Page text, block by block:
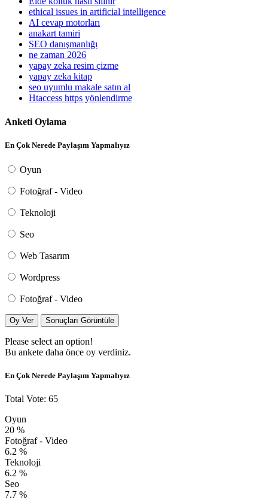
ethical issues in artificial intelligence
AI cevap motorları
anakart tamiri
SEO danışmanlığı
ne zaman 2026
yapay zeka resim çizme
yapay zeka kitap
seo uyumlu makale satın al
Htaccess https yönlendirme
Anketi Oylama
En Çok Nerede Paylaşım Yapmalıyız
Oyun
Fotoğraf - Video
Teknoloji
Seo
Web Tasarım
Wordpress
Fotoğraf - Video
Oy Ver Sonuçları Görüntüle
Please select an option!
Bu ankete daha önce oy verdiniz.
En Çok Nerede Paylaşım Yapmalıyız
Total Vote: 65
Oyun
20 %
Fotoğraf - Video
6.2 %
Teknoloji
6.2 %
Seo
7.7 %